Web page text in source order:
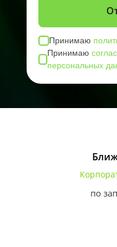
Принимаю
Принимаю
персональных
по